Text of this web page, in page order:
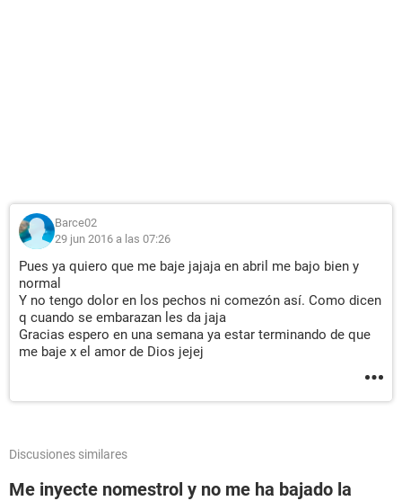
Barce02
29 jun 2016 a las 07:26
Pues ya quiero que me baje jajaja en abril me bajo bien y
normal
Y no tengo dolor en los pechos ni comezón así. Como dicen
q cuando se embarazan les da jaja
Gracias espero en una semana ya estar terminando de que
me baje x el amor de Dios jejej
Discusiones similares
Me inyecte nomestrol y no me ha bajado la